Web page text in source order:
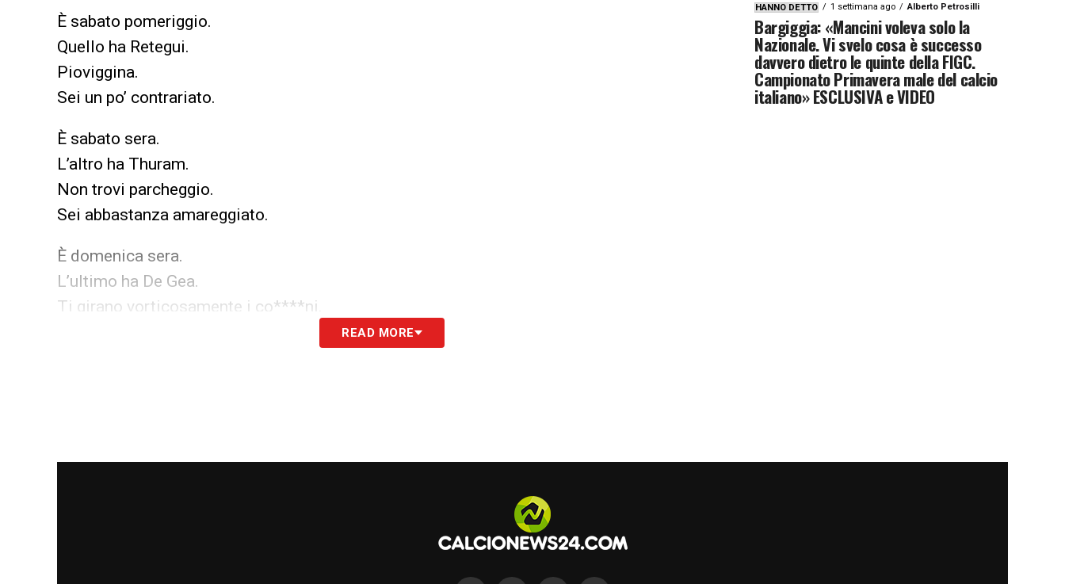
È sabato pomeriggio.
Quello ha Retegui.
Pioviggina.
Sei un po’ contrariato.
È sabato sera.
L’altro ha Thuram.
Non trovi parcheggio.
Sei abbastanza amareggiato.
È domenica sera.
L’ultimo ha De Gea.
Ti girano vorticosamente i co****ni.
READ MORE
HANNO DETTO 1 settimana ago Alberto Petrosilli
Bargiggia: «Mancini voleva solo la
Nazionale. Vi svelo cosa è successo
davvero dietro le quinte della FIGC.
Campionato Primavera male del calcio
italiano» ESCLUSIVA e VIDEO